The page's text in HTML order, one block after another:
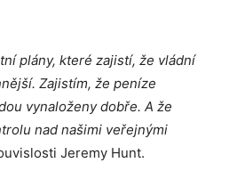
plány, které zajistí, že vládní
Zajistím, že peníze
vynaloženy dobře. A že
nad našimi veřejnými
Jeremy Hunt.